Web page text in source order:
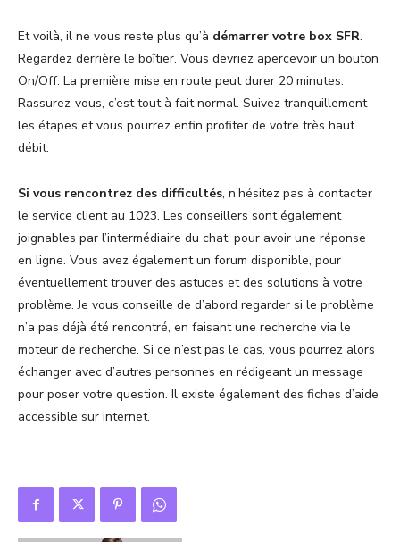
Et voilà, il ne vous reste plus qu’à démarrer votre box SFR.
Regardez derrière le boîtier. Vous devriez apercevoir un bouton
On/Off. La première mise en route peut durer 20 minutes.
Rassurez-vous, c’est tout à fait normal. Suivez tranquillement
les étapes et vous pourrez enfin profiter de votre très haut
débit.
Si vous rencontrez des difficultés, n’hésitez pas à contacter
le service client au 1023. Les conseillers sont également
joignables par l’intermédiaire du chat, pour avoir une réponse
en ligne. Vous avez également un forum disponible, pour
éventuellement trouver des astuces et des solutions à votre
problème. Je vous conseille de d’abord regarder si le problème
n’a pas déjà été rencontré, en faisant une recherche via le
moteur de recherche. Si ce n’est pas le cas, vous pourrez alors
échanger avec d’autres personnes en rédigeant un message
pour poser votre question. Il existe également des fiches d’aide
accessible sur internet.